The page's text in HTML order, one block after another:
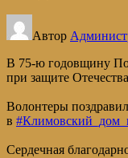
Автор
В 75-ю годовщину
при защите
Волонтеры
в
Сердечная